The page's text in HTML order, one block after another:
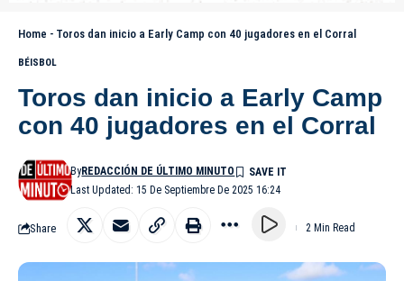
Home - Toros dan inicio a Early Camp con 40 jugadores en el Corral
BÉISBOL
Toros dan inicio a Early Camp
con 40 jugadores en el Corral
Last Updated: 15 De Septiembre De 2025 16:24
ByREDACCIÓN DE ÚLTIMO MINUTO
Share 2 Min Read